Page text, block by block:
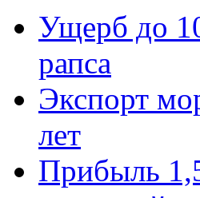
Ущерб до
рапса
Экспорт
лет
Прибыль